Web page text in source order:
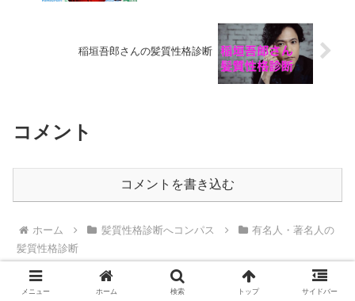
稲垣吾郎さんの髪質性格診断
コメント
コメントを書き込む
ホーム 髪質性格診断へコンパス
有名人・著名人の
髪質性格診断
スポンサーリンク
メニュー ホーム 検索 トップ サイドバー